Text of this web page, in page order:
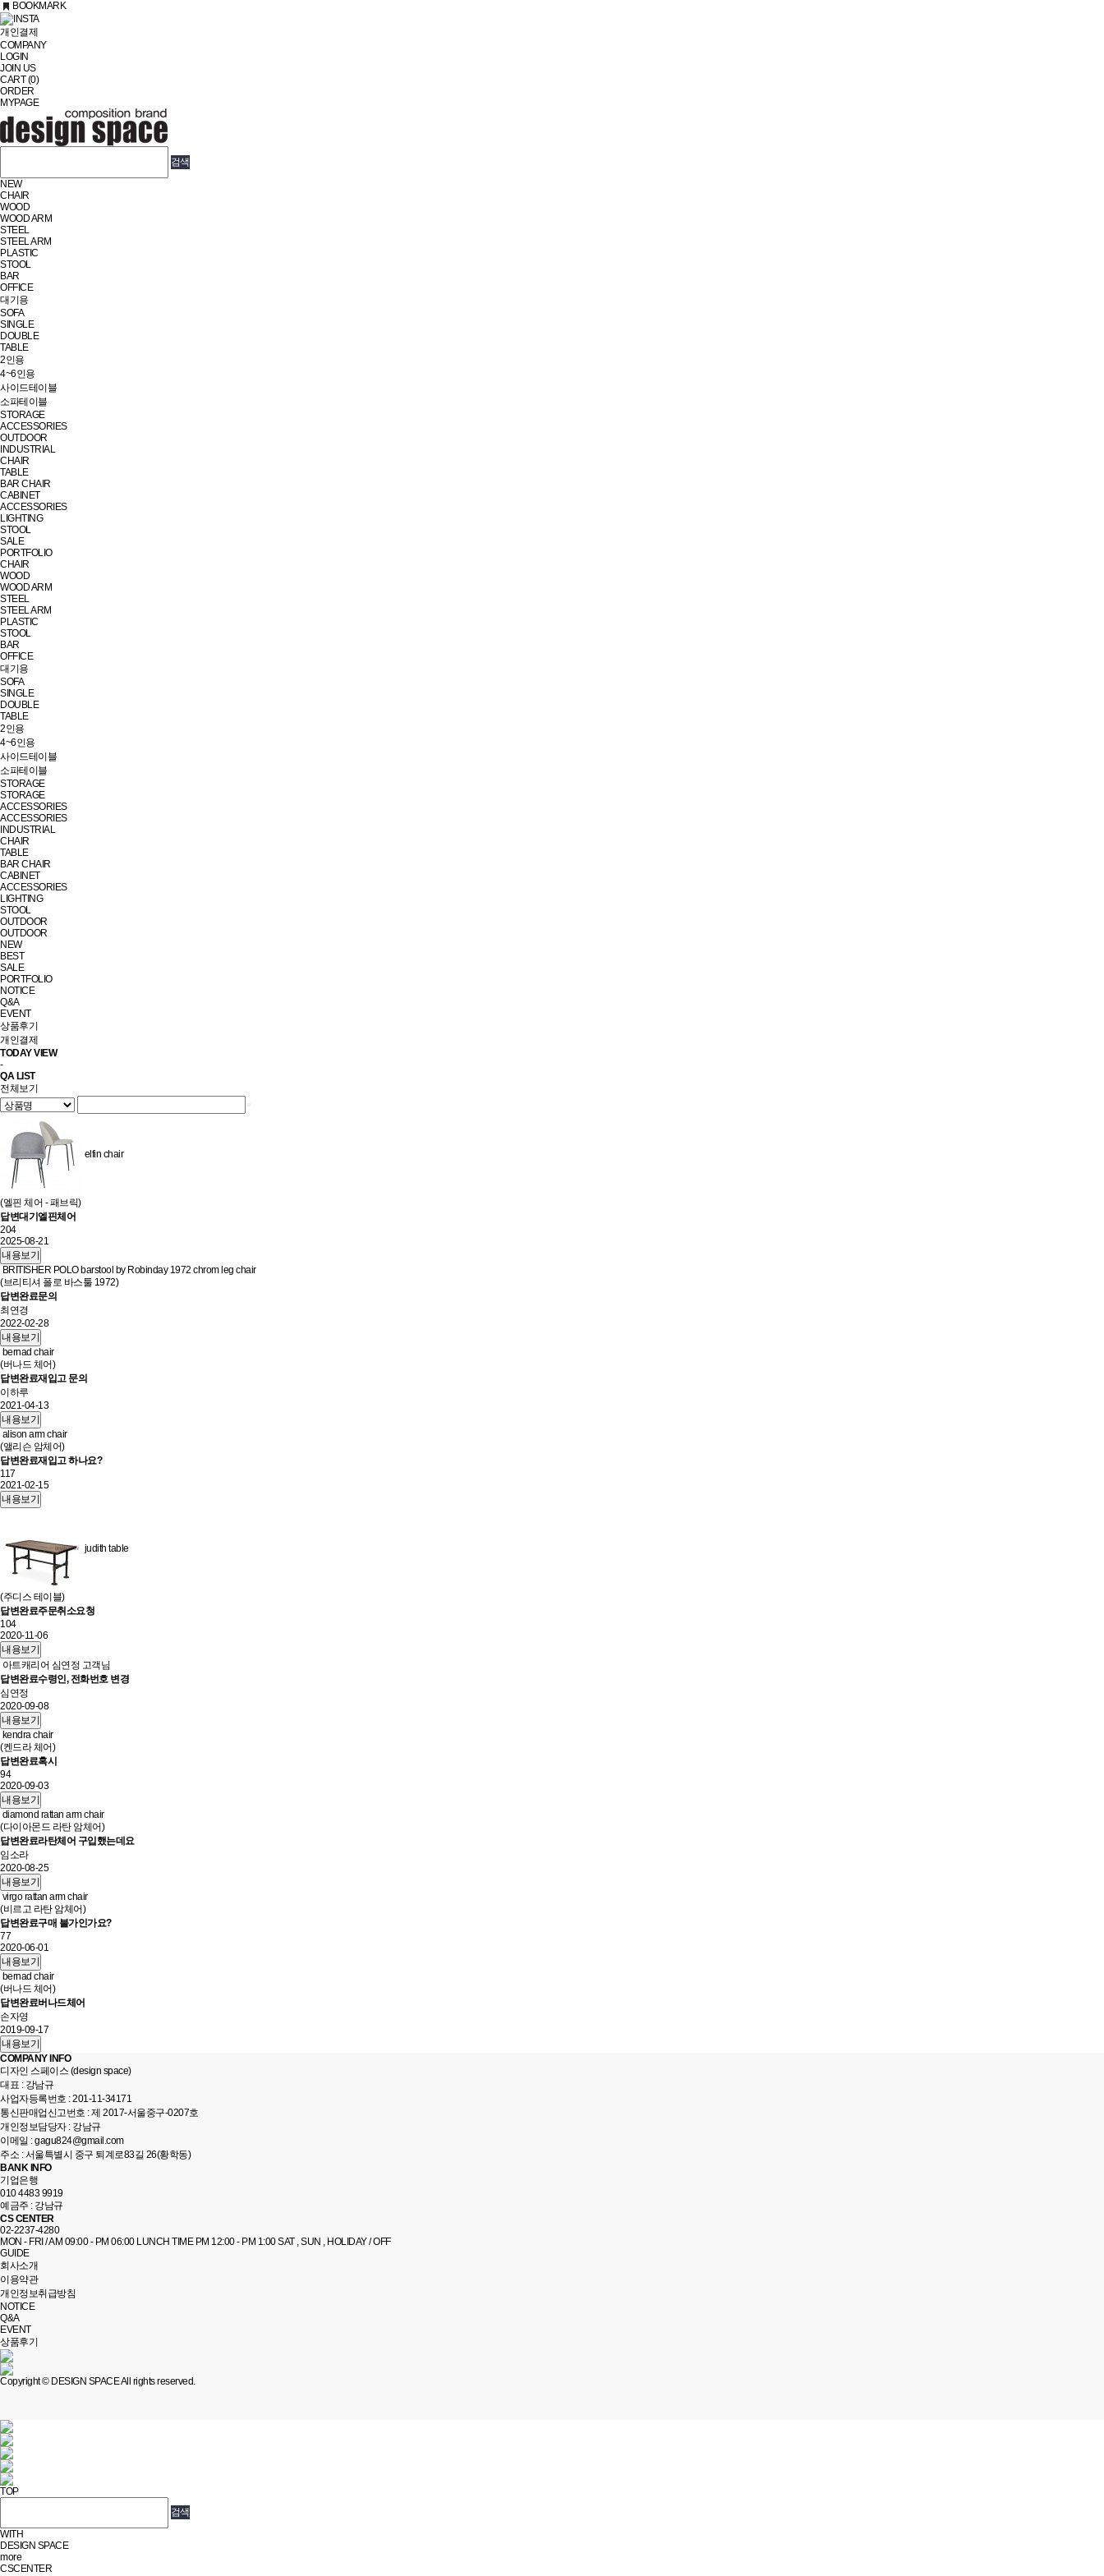
BOOKMARK
INSTA
개인결제
COMPANY
LOGIN
JOIN US
CART (0)
ORDER
MYPAGE
NEW
CHAIR
WOOD
WOOD ARM
STEEL
STEEL ARM
PLASTIC
STOOL
BAR
OFFICE
대기용
SOFA
SINGLE
DOUBLE
TABLE
2인용
4~6인용
사이드테이블
소파테이블
STORAGE
ACCESSORIES
OUTDOOR
INDUSTRIAL
CHAIR
TABLE
BAR CHAIR
CABINET
ACCESSORIES
LIGHTING
STOOL
SALE
PORTFOLIO
CHAIR
WOOD
WOOD ARM
STEEL
STEEL ARM
PLASTIC
STOOL
BAR
OFFICE
대기용
SOFA
SINGLE
DOUBLE
TABLE
2인용
4~6인용
사이드테이블
소파테이블
STORAGE
STORAGE
ACCESSORIES
ACCESSORIES
INDUSTRIAL
CHAIR
TABLE
BAR CHAIR
CABINET
ACCESSORIES
LIGHTING
STOOL
OUTDOOR
OUTDOOR
NEW
BEST
SALE
PORTFOLIO
NOTICE
Q&A
EVENT
상품후기
개인결제
TODAY VIEW
-
QA LIST
전체보기
elfin chair
(엘핀 체어 - 패브릭)
답변대기엘핀체어
204
2025-08-21
내용보기
BRITISHER POLO barstool by Robinday 1972 chrom leg chair
(브리티셔 폴로 바스툴 1972)
답변완료문의
최연경
2022-02-28
내용보기
bernad chair
(버나드 체어)
답변완료재입고 문의
이하루
2021-04-13
내용보기
alison arm chair
(앨리슨 암체어)
답변완료재입고 하나요?
117
2021-02-15
내용보기
judith table
(주디스 테이블)
답변완료주문취소요청
104
2020-11-06
내용보기
아트캐리어 심연정 고객님
답변완료수령인, 전화번호 변경
심연정
2020-09-08
내용보기
kendra chair
(켄드라 체어)
답변완료혹시
94
2020-09-03
내용보기
diamond rattan arm chair
(다이아몬드 라탄 암체어)
답변완료라탄체어 구입했는데요
임소라
2020-08-25
내용보기
virgo rattan arm chair
(비르고 라탄 암체어)
답변완료구매 불가인가요?
77
2020-06-01
내용보기
bernad chair
(버나드 체어)
답변완료버나드체어
손자영
2019-09-17
내용보기
COMPANY INFO
디자인 스페이스 (design space)
대표 : 강남규
사업자등록번호 : 201-11-34171
통신판매업신고번호 : 제 2017-서울중구-0207호
개인정보담당자 : 강남규
이메일 : gagu824@gmail.com
주소 : 서울특별시 중구 퇴계로83길 26(황학동)
BANK INFO
기업은행
010 4483 9919
예금주 : 강남규
CS CENTER
02-2237-4280
MON - FRI / AM 09:00 - PM 06:00 LUNCH TIME PM 12:00 - PM 1:00SAT , SUN , HOLIDAY / OFF
GUIDE
회사소개
이용약관
개인정보취급방침
NOTICE
Q&A
EVENT
상품후기
Copyright © DESIGN SPACE All rights reserved.
TOP
WITH
DESIGN SPACE
more
CSCENTER